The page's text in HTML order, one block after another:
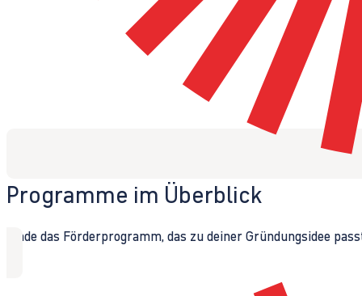
Programme im Überblick
Finde das Förderprogramm, das zu deiner Gründungsidee